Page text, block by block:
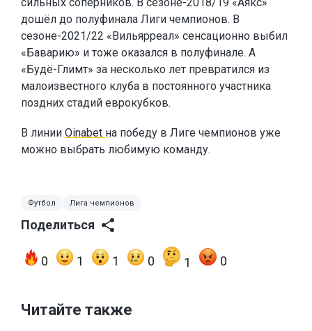
сильных соперников. В сезоне-2018/19 «Аякс»
дошёл до полуфинала Лиги чемпионов. В
сезоне-2021/22 «Вильярреал» сенсационно выбил
«Баварию» и тоже оказался в полуфинале. А
«Будё-Глимт» за несколько лет превратился из
малоизвестного клуба в постоянного участника
поздних стадий еврокубков.
В линии Oinabet на победу в Лиге чемпионов уже
можно выбрать любимую команду.
Футбол Лига чемпионов
Поделиться
0 1 1 0 1 0
Читайте также